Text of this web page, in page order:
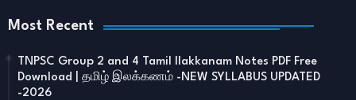
Most Recent
TNPSC Group 2 and 4 Tamil Ilakkanam Notes PDF Free
Download | தமிழ் இலக்கணம் -NEW SYLLABUS UPDATED
-2026